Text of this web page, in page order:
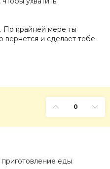
По крайней мере ты
вернется и сделает тебе
0
приготовление еды